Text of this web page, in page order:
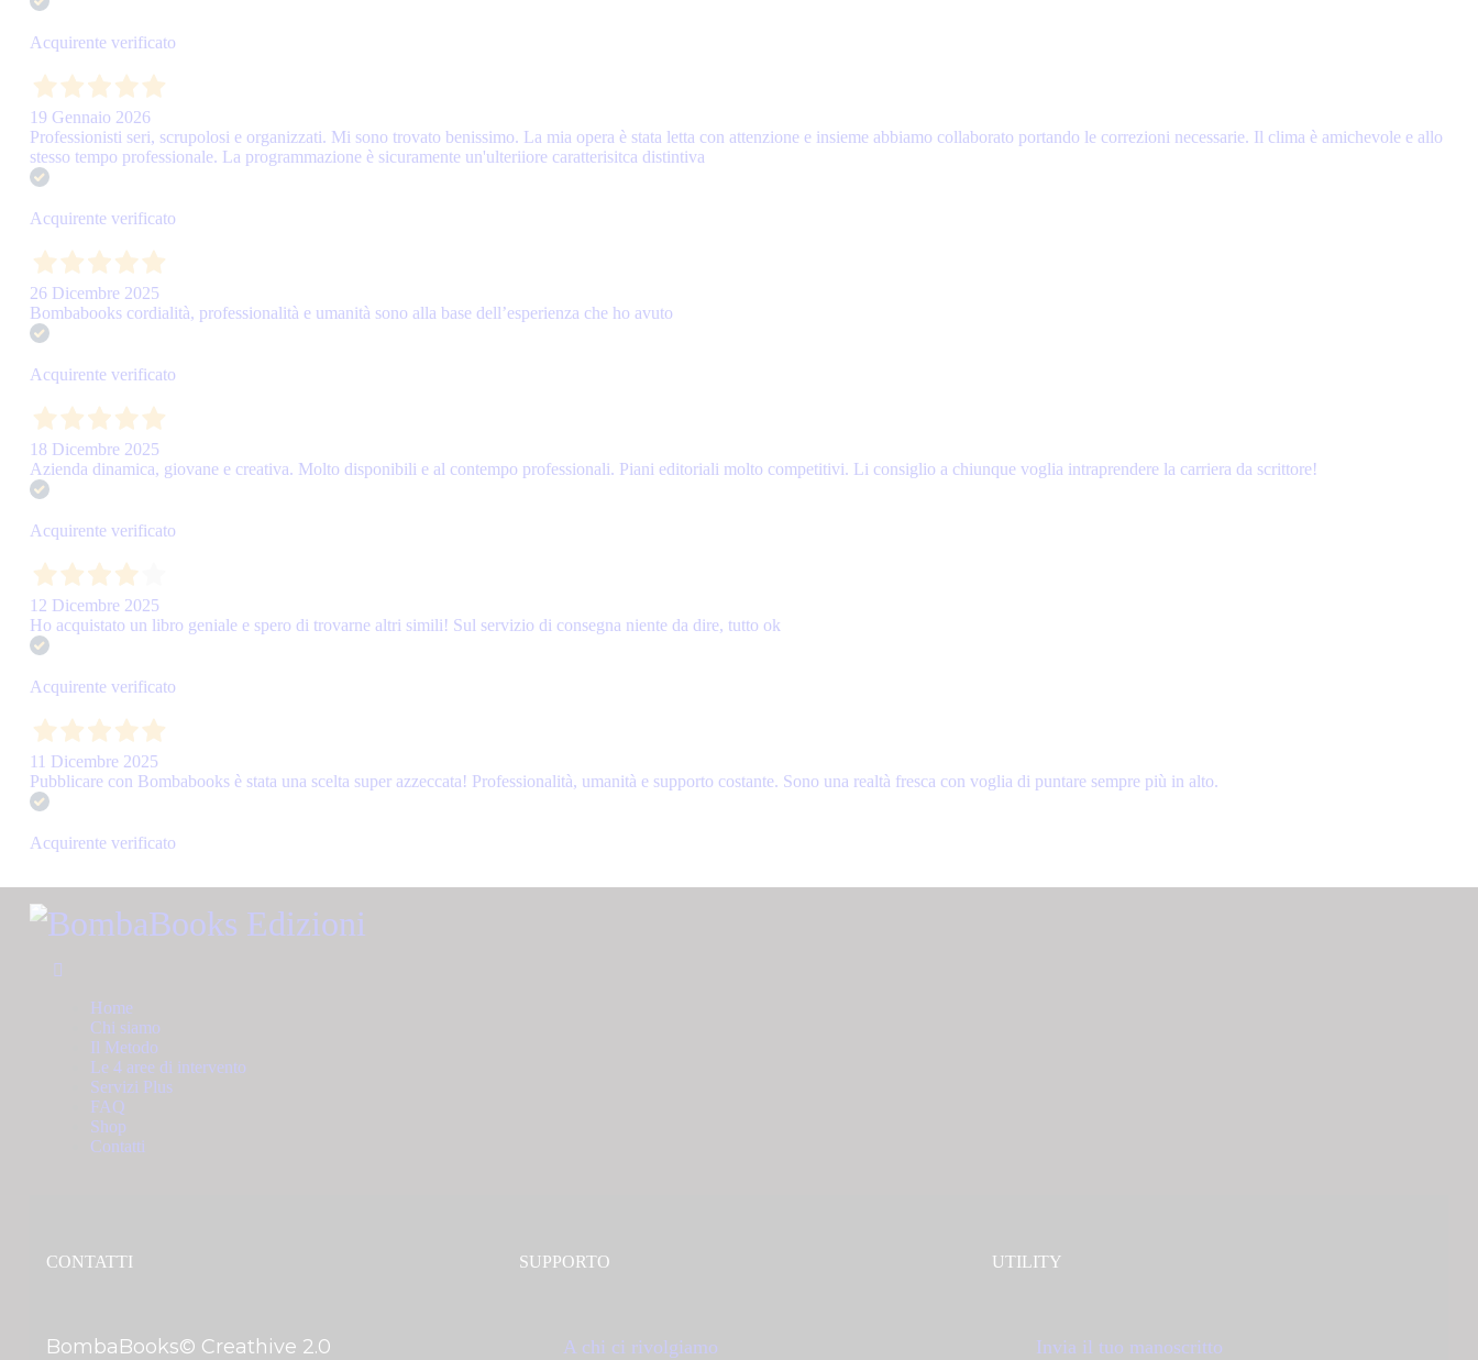
Acquirente verificato
19 Gennaio 2026
Professionisti seri, scrupolosi e organizzati. Mi sono trovato benissimo. La mia opera è stata letta con attenzione e insieme abbiamo collaborato portando le correzioni necessarie. Il clima è amichevole e allo
stesso tempo professionale. La programmazione è sicuramente un'ulteriiore caratterisitca distintiva
Acquirente verificato
26 Dicembre 2025
Bombabooks cordialità, professionalità e umanità sono alla base dell’esperienza che ho avuto
Acquirente verificato
18 Dicembre 2025
Azienda dinamica, giovane e creativa. Molto disponibili e al contempo professionali. Piani editoriali molto competitivi. Li consiglio a chiunque voglia intraprendere la carriera da scrittore!
Acquirente verificato
12 Dicembre 2025
Ho acquistato un libro geniale e spero di trovarne altri simili! Sul servizio di consegna niente da dire, tutto ok
Acquirente verificato
11 Dicembre 2025
Pubblicare con Bombabooks è stata una scelta super azzeccata! Professionalità, umanità e supporto costante. Sono una realtà fresca con voglia di puntare sempre più in alto.
Acquirente verificato
Home
Chi siamo
Il Metodo
Le 4 aree di intervento
Servizi Plus
FAQ
Shop
Contatti
CONTATTI
BombaBooks© Creathive 2.0
SUPPORTO
A chi ci rivolgiamo
UTILITY
Invia il tuo manoscritto